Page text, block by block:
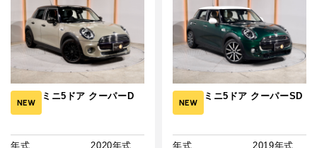
工場
お問い合わせ
BMW MINIサービス工場
iR TECH FACTORY
ROVER MINI サービス工場
iR MAKERS
TEL
MAP
買取
査定依頼
購入相談
来店予約
NEW
ミニ5ドア クーパーD
年式
2020年式
NEW
ミニ5ドア クーパーSD
年式
2019年式